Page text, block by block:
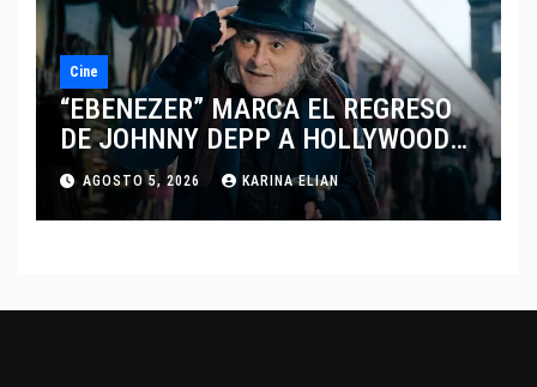
Cine
“EBENEZER” MARCA EL REGRESO
DE JOHNNY DEPP A HOLLYWOOD
TRAS SU PASO POR EL CINE
INDEPENDIENTE EUROPEO
AGOSTO 5, 2026 KARINA ELIAN